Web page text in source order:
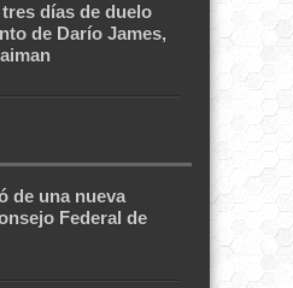
días de duelo
de Darío James,
de una nueva
Federal de